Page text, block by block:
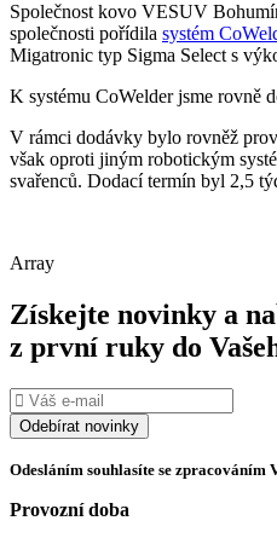
Společnost kovo VESUV
společnosti pořídila systém
Migatronic typ Sigma Select s
K systému CoWelder jsme rovně
V rámci dodávky bylo rovněž
však oproti jiným robotickým
svařenců. Dodací termín byl 2,5
Array
Získejte novinky a
z první ruky do
Odesláním souhlasíte se zpracováním
Provozní doba